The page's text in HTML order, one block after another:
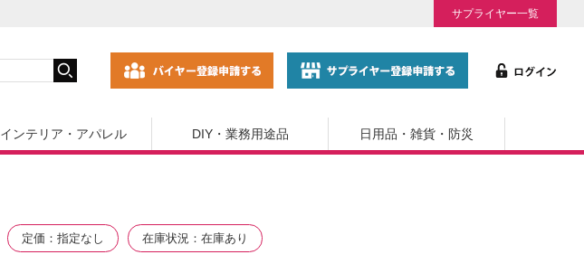
サプライヤー一覧
インテリア・アパレル DIY・業務用途品 日用品・雑貨・防災
定価 指定なし 在庫状況 在庫あり